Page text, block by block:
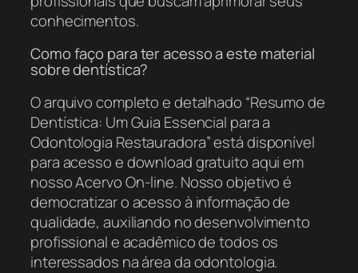
conhecimentos.
Como faço para ter acesso a este material
sobre dentística?
O arquivo completo e detalhado “Resumo de
Dentística: Um Guia Essencial para a
Odontologia Restauradora” está disponível
para acesso e download gratuito aqui em
nosso Acervo On-line. Nosso objetivo é
democratizar o acesso à informação de
qualidade, auxiliando no desenvolvimento
profissional e acadêmico de todos os
interessados na área da odontologia.